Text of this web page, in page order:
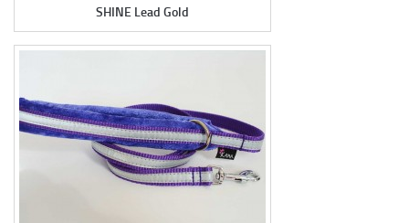
SHINE Lead Gold